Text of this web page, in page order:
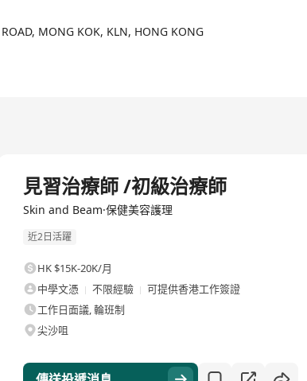
integration of professional expertise and artificial
MONG KOK, KLN, HONG KONG
見習治療師 /初級治療師
Skin and Beam·保健美容護理
近2日活躍
HK $15K-20K/月
中學文憑
不限經驗
可提供香港工作簽證
工作日面議, 輪班制
尖沙咀